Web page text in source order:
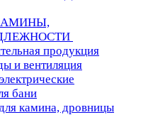
продукция
и вентиляция
бани
камина, дровницы